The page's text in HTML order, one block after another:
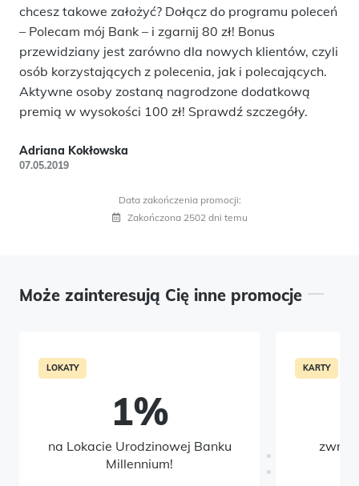
chcesz takowe założyć? Dołącz do programu poleceń
– Polecam mój Bank – i zgarnij 80 zł! Bonus
przewidziany jest zarówno dla nowych klientów, czyli
osób korzystających z polecenia, jak i polecających.
Aktywne osoby zostaną nagrodzone dodatkową
premią w wysokości 100 zł! Sprawdź szczegóły.
Adriana Kokłowska
07.05.2019
Data zakończenia promocji:
Zakończona 2502 dni temu
Może zainteresują Cię inne promocje
LOKATY
1%
na Lokacie Urodzinowej Banku
Millennium!
KARTY